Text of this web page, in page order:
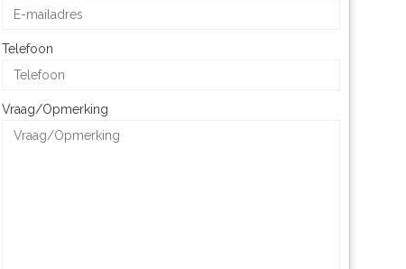
Telefoon
Vraag/Opmerking